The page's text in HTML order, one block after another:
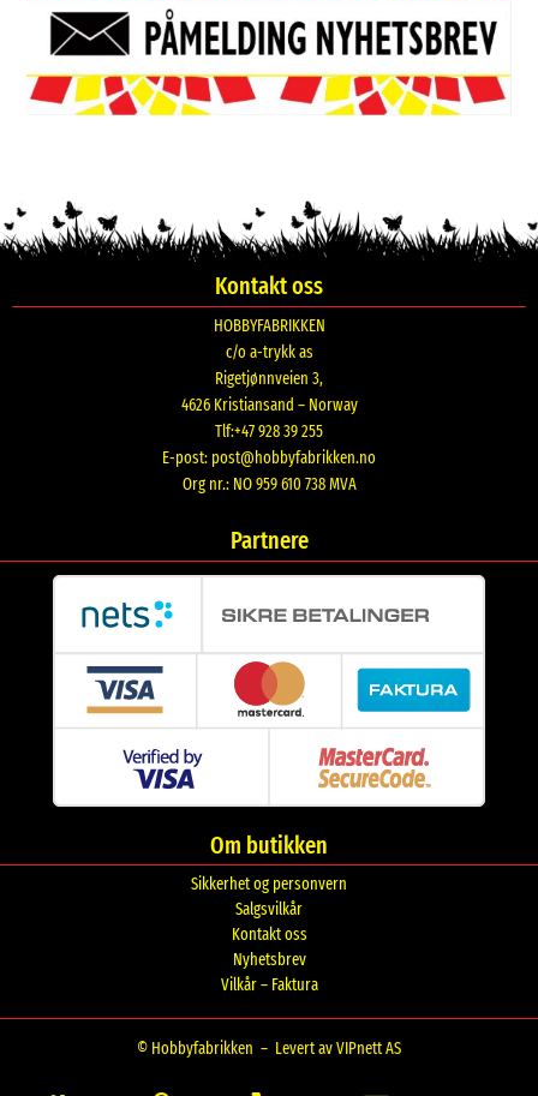
Kontakt oss
HOBBYFABRIKKEN
c/o a-trykk as
Rigetjønnveien 3,
4626 Kristiansand – Norway
Tlf:+47 928 39 255
E-post: post@hobbyfabrikken.no
Org nr.: NO 959 610 738 MVA
Partnere
Om butikken
Sikkerhet og personvern
Salgsvilkår
Kontakt oss
Nyhetsbrev
Vilkår – Faktura
© Hobbyfabrikken – Levert av VIPnett AS